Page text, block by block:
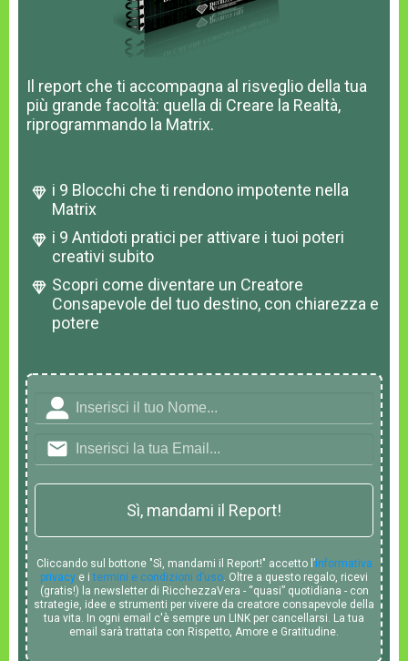
Il report che ti accompagna al risveglio della tua
più grande facoltà: quella di Creare la Realtà,
riprogrammando la Matrix.
i 9 Blocchi che ti rendono impotente nella
Matrix
i 9 Antidoti pratici per attivare i tuoi poteri
creativi subito
Scopri come diventare un Creatore
Consapevole del tuo destino, con chiarezza e
potere
Sì, mandami il Report!
Cliccando sul bottone "Sì, mandami il Report!" accetto l’informativa
privacy e itermini e condizioni d’uso. Oltre a questo regalo, ricevi
(gratis!) la newsletter di RicchezzaVera - “quasi” quotidiana - con
strategie, idee e strumenti per vivere da creatore consapevole della
tua vita. In ogni email c'è sempre un LINK per cancellarsi. La tua
email sarà trattata con Rispetto, Amore e Gratitudine.